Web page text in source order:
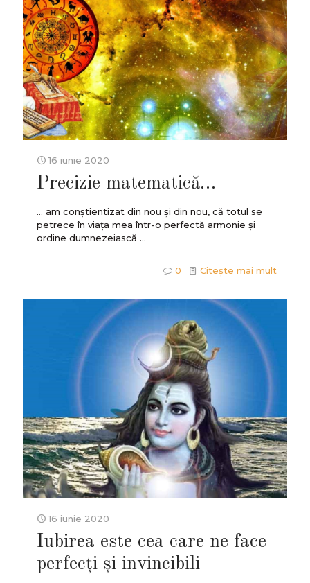
16 iunie 2020
Precizie matematică…
... am conștientizat din nou și din nou, că totul se
petrece în viața mea într-o perfectă armonie și
ordine dumnezeiască ...
0 Citește mai mult
16 iunie 2020
Iubirea este cea care ne face
perfecți și invincibili